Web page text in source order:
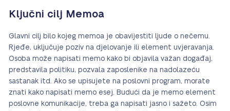
Ključni cilj Memoa
Glavni cilj bilo kojeg memoa je obavijestiti ljude o nečemu.
Rjeđe, uključuje poziv na djelovanje ili element uvjeravanja.
Osoba može napisati memo kako bi objavila važan događaj,
predstavila politiku, pozvala zaposlenike na nadolazeću
sastanak itd. Ako se upisujete na poslovni program, morate
znati kako napisati memo esej. Budući da je memo element
poslovne komunikacije, treba ga napisati jasno i sažeto. Osim